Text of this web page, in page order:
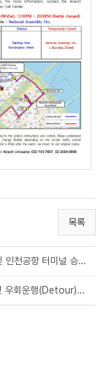
목록
★ 2025년 07월 10일 운행시간표 및 인천공항 터미널 승차홈 변경 안내(Time-table &...
★ <국가적 중요행사>로 인한 통제 및 우회운행(Detour)안내